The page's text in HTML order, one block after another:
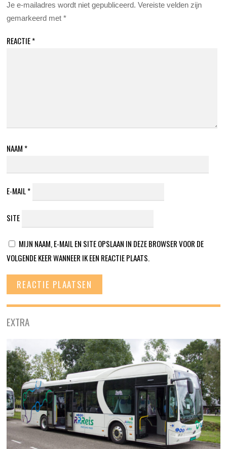
Je e-mailadres wordt niet gepubliceerd. Vereiste velden zijn
gemarkeerd met*
REACTIE*
NAAM *
E-MAIL*
SITE
MIJN NAAM, E-MAIL EN SITE OPSLAAN IN DEZE BROWSER VOOR DE
VOLGENDE KEER WANNEER IK EEN REACTIE PLAATS.
EXTRA